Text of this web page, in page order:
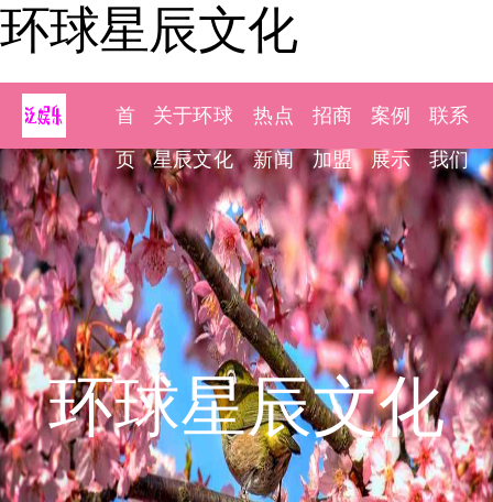
环球星辰文化
首
页
关于环球
星辰文化
热点
新闻
招商
加盟
案例
展示
联系
我们
环球星辰文化